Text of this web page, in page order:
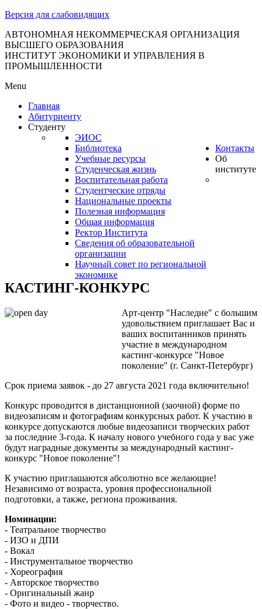
Версия для слабовидящих
АВТОНОМНАЯ НЕКОММЕРЧЕСКАЯ ОРГАНИЗАЦИЯ
ВЫСШЕГО ОБРАЗОВАНИЯ
ИНСТИТУТ ЭКОНОМИКИ И УПРАВЛЕНИЯ В
ПРОМЫШЛЕННОСТИ
Menu
Главная
Абитуриенту
Студенту
ЭИОС
Библиотека
Учебные ресурсы
Студенческая жизнь
Воспитательная работа
Студентческие отряды
Национальные проекты
Полезная информация
Контакты
Об
институте
Общая информация
Ректор Института
Сведения об образовательной
организации
Научный совет по региональной
экономике
КАСТИНГ-КОНКУРС
Арт-центр "Наследие" с большим
удовольствием приглашает Вас и
ваших воспитанников принять
участие в международном
кастинг-конкурсе "Новое
поколение" (г. Санкт-Петербург)
Срок приема заявок - до 27 августа 2021 года включительно!
Конкурс проводится в дистанционной (заочной) форме по
видеозаписям и фотографиям конкурсных работ. К участию в
конкурсе допускаются любые видеозаписи творческих работ
за последние 3-года. К началу нового учебного года у вас уже
будут наградные документы за международный кастинг-
конкурс "Новое поколение"!
К участию приглашаются абсолютно все желающие!
Независимо от возраста, уровня профессиональной
подготовки, а также, региона проживания.
Номинации:
- Театральное творчество
- ИЗО и ДПИ
- Вокал
- Инструментальное творчество
- Хореография
- Авторское творчество
- Оригинальный жанр
- Фото и видео - творчество.